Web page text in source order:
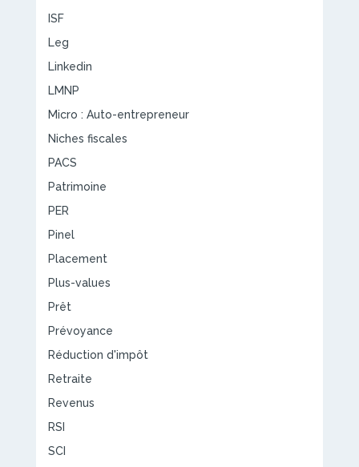
ISF
Leg
Linkedin
LMNP
Micro : Auto-entrepreneur
Niches fiscales
PACS
Patrimoine
PER
Pinel
Placement
Plus-values
Prêt
Prévoyance
Réduction d'impôt
Retraite
Revenus
RSI
SCI